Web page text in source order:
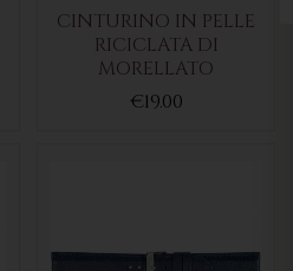
CINTURINO IN PELLE
RICICLATA DI
MORELLATO
€19.00